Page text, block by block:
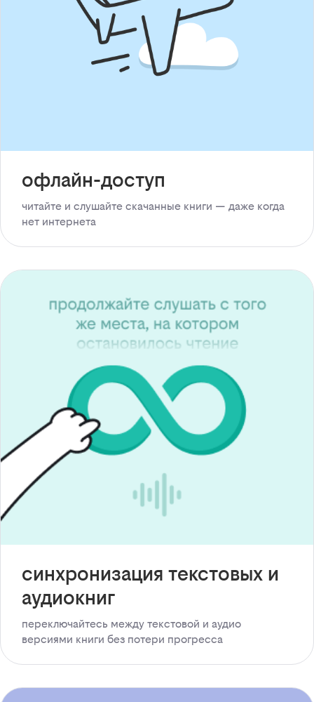
офлайн-доступ
читайте и слушайте скачанные книги — даже когда
нет интернета
синхронизация текстовых и
аудиокниг
переключайтесь между текстовой и аудио
версиями книги без потери прогресса